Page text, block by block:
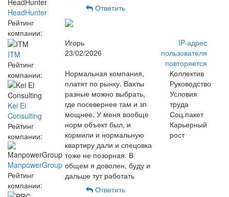
HeadHunter
Рейтинг
компании:
ITM
Рейтинг
компании:
Kei Ei
Consulting
Рейтинг
компании:
ManpowerGroup
Рейтинг
компании:
Ответить
Игорь
23/02/2026
IP-адрес
пользователя
повторяется
Нормальная компания,
платят по рынку. Вахты
разные можно выбрать,
где посевернее там и зп
мощнее. У меня вообще
норм объект был, и
кормили и нормальную
квартиру дали и спецовка
тоже не позорная. В
общем я доволен, буду и
дальше тут работать
Коллектив
Руководство
Условия
труда
Соц.пакет
Карьерный
рост
Ответить